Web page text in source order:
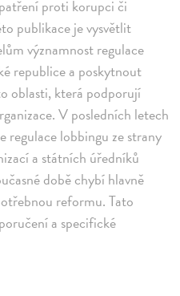
proti korupci či
publikace je vysvětlit
významnost regulace
republice a poskytnout
oblasti, která podporují
V posledních letech
regulace lobbingu ze strany
a státních úředníků
době chybí hlavně
reformu. Tato
a specifické